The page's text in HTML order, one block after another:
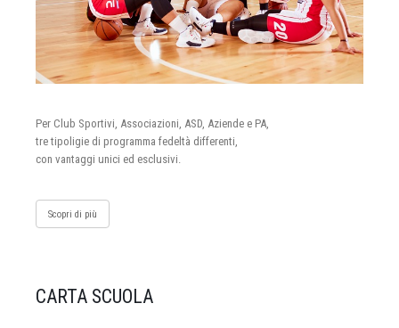
Per Club Sportivi, Associazioni, ASD, Aziende e PA,
tre tipoligie di programma fedeltà differenti,
con vantaggi unici ed esclusivi.
Scopri di più
CARTA SCUOLA